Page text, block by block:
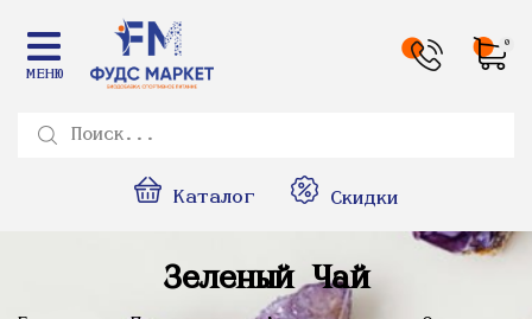
МЕНЮ
0
Каталог Скидки
Зеленый Чай